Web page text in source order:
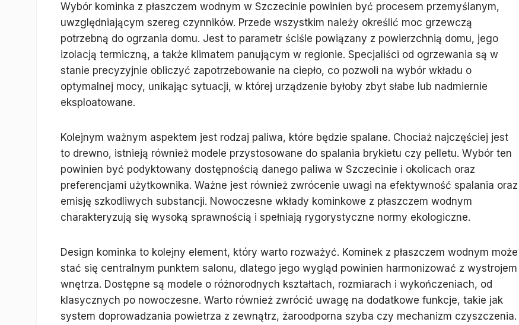
Wybór kominka z płaszczem wodnym w Szczecinie powinien być procesem przemyślanym,
uwzględniającym szereg czynników. Przede wszystkim należy określić moc grzewczą
potrzebną do ogrzania domu. Jest to parametr ściśle powiązany z powierzchnią domu, jego
izolacją termiczną, a także klimatem panującym w regionie. Specjaliści od ogrzewania są w
stanie precyzyjnie obliczyć zapotrzebowanie na ciepło, co pozwoli na wybór wkładu o
optymalnej mocy, unikając sytuacji, w której urządzenie byłoby zbyt słabe lub nadmiernie
eksploatowane.
Kolejnym ważnym aspektem jest rodzaj paliwa, które będzie spalane. Chociaż najczęściej jest
to drewno, istnieją również modele przystosowane do spalania brykietu czy pelletu. Wybór ten
powinien być podyktowany dostępnością danego paliwa w Szczecinie i okolicach oraz
preferencjami użytkownika. Ważne jest również zwrócenie uwagi na efektywność spalania oraz
emisję szkodliwych substancji. Nowoczesne wkłady kominkowe z płaszczem wodnym
charakteryzują się wysoką sprawnością i spełniają rygorystyczne normy ekologiczne.
Design kominka to kolejny element, który warto rozważyć. Kominek z płaszczem wodnym może
stać się centralnym punktem salonu, dlatego jego wygląd powinien harmonizować z wystrojem
wnętrza. Dostępne są modele o różnorodnych kształtach, rozmiarach i wykończeniach, od
klasycznych po nowoczesne. Warto również zwrócić uwagę na dodatkowe funkcje, takie jak
system doprowadzania powietrza z zewnątrz, żaroodporna szyba czy mechanizm czyszczenia.